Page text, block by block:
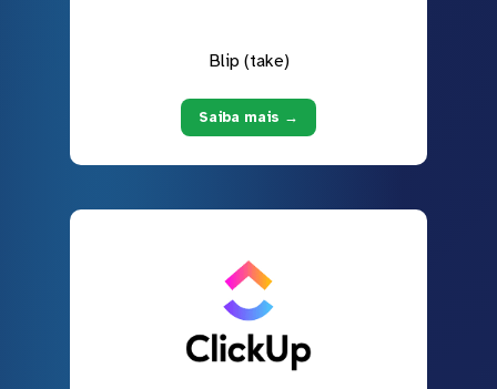
Blip (take)
Saiba mais →